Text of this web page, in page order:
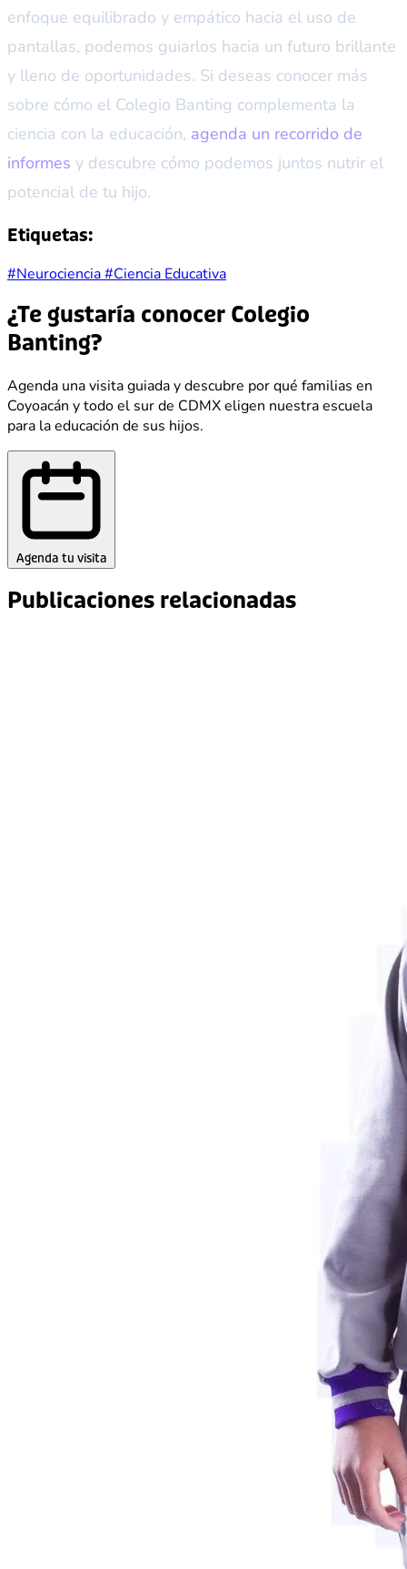
enfoque equilibrado y empático hacia el uso de
pantallas, podemos guiarlos hacia un futuro brillante
y lleno de oportunidades. Si deseas conocer más
sobre cómo el Colegio Banting complementa la
ciencia con la educación, agenda un recorrido de
informes y descubre cómo podemos juntos nutrir el
potencial de tu hijo.
Etiquetas:
#Neurociencia#Ciencia Educativa
¿Te gustaría conocer Colegio
Banting?
Agenda una visita guiada y descubre por qué familias en
Coyoacán y todo el sur de CDMX eligen nuestra escuela
para la educación de sus hijos.
Agenda tu visita
Publicaciones relacionadas